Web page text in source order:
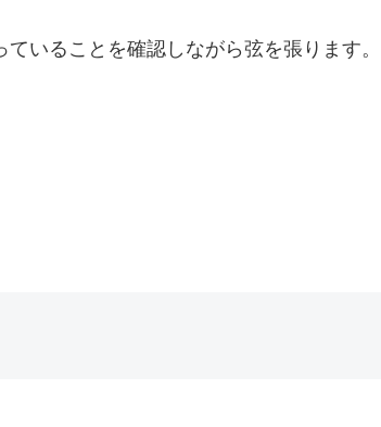
いることを確認しながら弦を張ります。